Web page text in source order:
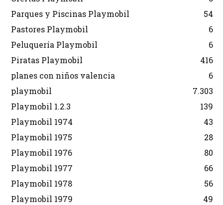
Parques y Piscinas Playmobil
54
Pastores Playmobil
6
Peluquería Playmobil
6
Piratas Playmobil
416
planes con niños valencia
6
playmobil
7.303
Playmobil 1.2.3
139
Playmobil 1974
43
Playmobil 1975
28
Playmobil 1976
80
Playmobil 1977
66
Playmobil 1978
56
Playmobil 1979
49